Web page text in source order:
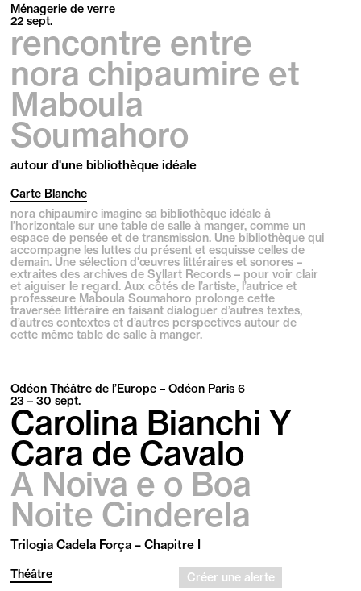
Ménagerie de verre
22sept.
rencontre entre
nora chipaumire et
Maboula
Soumahoro
autour d'une bibliothèque idéale
Carte Blanche
nora chipaumire imagine sa bibliothèque idéale à
l’horizontale sur une table de salle à manger, comme un
espace de pensée et de transmission. Une bibliothèque qui
accompagne les luttes du présent et esquisse celles de
demain. Une sélection d'œuvres littéraires et sonores –
extraites des archives de Syllart Records – pour voir clair
et aiguiser le regard. Aux côtés de l’artiste, l’autrice et
professeure Maboula Soumahoro prolonge cette
traversée littéraire en faisant dialoguer d’autres textes,
d’autres contextes et d’autres perspectives autour de
cette même table de salle à manger.
Odéon Théâtre de l’Europe – Odéon Paris 6
23 – 30sept.
Carolina Bianchi Y
Cara de Cavalo
A Noiva e o Boa
Noite Cinderela
Trilogia Cadela Força – Chapitre I
Théâtre
Créer une alerte